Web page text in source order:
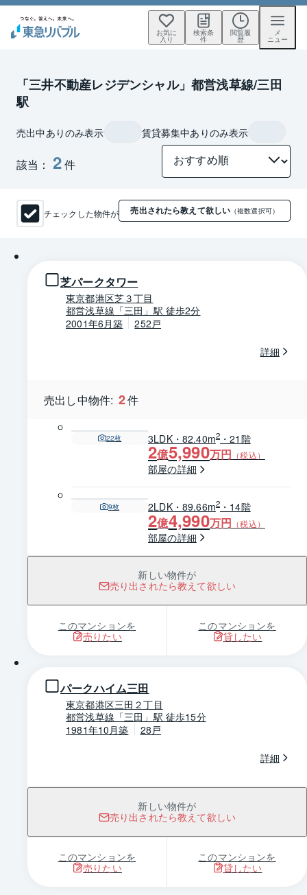
お気に
入り
検索条
件
閲覧履
歴
メ
ニュー
「三井不動産レジデンシャル」都営浅草線/三田
駅
該当： 2件
売出中ありのみ表示 賃貸募集中ありのみ表示
チェックした物件が 売出されたら教えて欲しい （複数選択可）
芝パークタワー
東京都港区芝３丁目
都営浅草線「三田」駅 徒歩2分
2001年6月築
252戸
詳細
売出し中物件: 2件
22枚 3LDK・82.40m2 ・21階
2億5,990万円 （税込）
部屋の詳細
9枚 2LDK・89.66m2 ・14階
2億4,990万円 （税込）
部屋の詳細
新しい物件が
売り出されたら教えて欲しい
このマンションを
売りたい
このマンションを
貸したい
パークハイム三田
東京都港区三田２丁目
都営浅草線「三田」駅 徒歩15分
1981年10月築
28戸
詳細
新しい物件が
売り出されたら教えて欲しい
このマンションを
売りたい
このマンションを
貸したい